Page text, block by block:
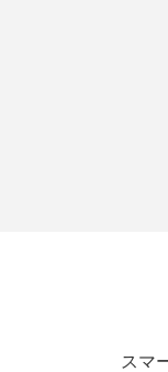
スマ